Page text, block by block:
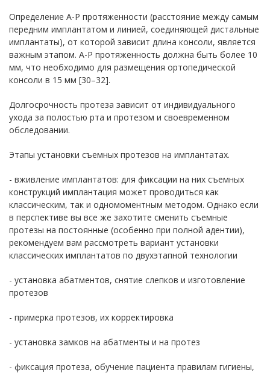
Определение А-Р протяженности (расстояние между самым
передним имплантатом и линией, соединяющей дистальные
имплантаты), от которой зависит длина консоли, является
важным этапом. А-Р протяженность должна быть более 10
мм, что необходимо для размещения ортопедической
консоли в 15 мм [30–32].
Долгосрочность протеза зависит от индивидуального
ухода за полостью рта и протезом и своевременном
обследовании.
Этапы установки съемных протезов на имплантатах.
- вживление имплантатов: для фиксации на них съемных
конструкций имплантация может проводиться как
классическим, так и одномоментным методом. Однако если
в перспективе вы все же захотите сменить съемные
протезы на постоянные (особенно при полной адентии),
рекомендуем вам рассмотреть вариант установки
классических имплантатов по двухэтапной технологии
- установка абатментов, снятие слепков и изготовление
протезов
- примерка протезов, их корректировка
- установка замков на абатменты и на протез
- фиксация протеза, обучение пациента правилам гигиены,